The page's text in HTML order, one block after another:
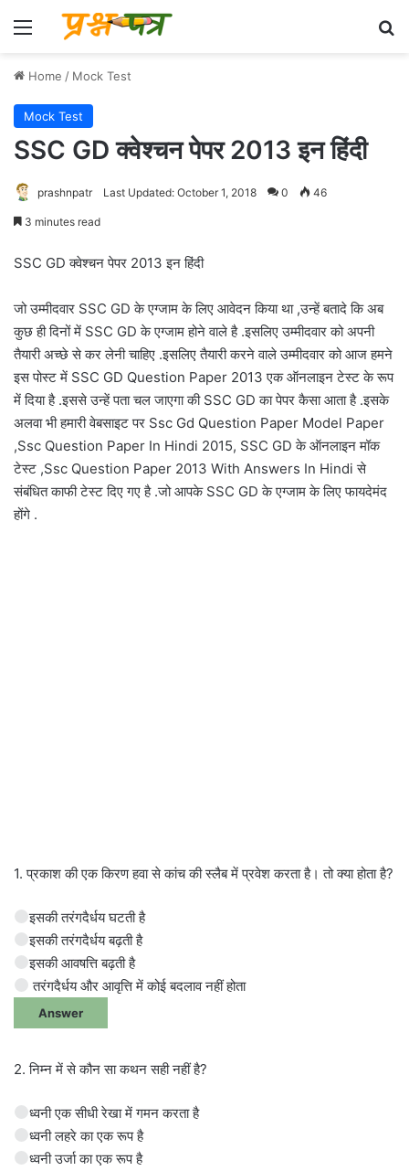
Menu
Home / Mock Test
Mock Test
SSC GD क्वेश्चन पेपर 2013 इन हिंदी
prashnpatr Last Updated: October 1, 2018 0 46
3 minutes read
SSC GD क्वेश्चन पेपर 2013 इन हिंदी
जो उम्मीदवार SSC GD के एग्जाम के लिए आवेदन किया था ,उन्हें बतादे कि अब
कुछ ही दिनों में SSC GD के एग्जाम होने वाले है .इसलिए उम्मीदवार को अपनी
तैयारी अच्छे से कर लेनी चाहिए .इसलिए तैयारी करने वाले उम्मीदवार को आज हमने
इस पोस्ट में SSC GD Question Paper 2013 एक ऑनलाइन टेस्ट के रूप
में दिया है .इससे उन्हें पता चल जाएगा की SSC GD का पेपर कैसा आता है .इसके
अलवा भी हमारी वेबसाइट पर Ssc Gd Question Paper Model Paper
,Ssc Question Paper In Hindi 2015, SSC GD के ऑनलाइन मॉक
टेस्ट ,Ssc Question Paper 2013 With Answers In Hindi से
संबंधित काफी टेस्ट दिए गए है .जो आपके SSC GD के एग्जाम के लिए फायदेमंद
होंगे .
1. प्रकाश की एक किरण हवा से कांच की स्लैब में प्रवेश करता है। तो क्या होता है?
इसकी तरंगदैर्धय घटती है
इसकी तरंगदैर्धय बढ़ती है
इसकी आवषत्ति बढ़ती है
तरंगदैर्धय और आवृत्ति में कोई बदलाव नहीं होता
Answer
2. निम्न में से कौन सा कथन सही नहीं है?
ध्वनी एक सीधी रेखा में गमन करता है
ध्वनी लहरे का एक रूप है
ध्वनी उर्जा का एक रूप है